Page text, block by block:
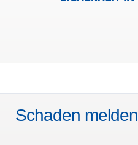
Schaden melden